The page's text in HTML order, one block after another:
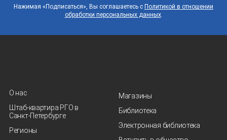
Нажимая «Подписаться», Вы соглашаетесь с Политикой в отношении
обработки персональных данных.
О нас
Штаб-квартира РГО в
Санкт‑Петербурге
Регионы
Магазины
Библиотека
Электронная библиотека